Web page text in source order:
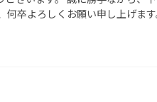
何卒よろしくお願い申し上げま